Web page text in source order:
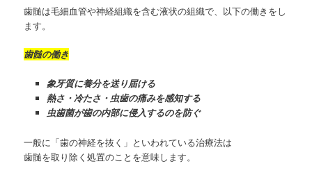
歯髄は毛細血管や神経組織を含む液状の組織で、以下の働きをし
ます。
歯髄の働き
象牙質に養分を送り届ける
熱さ・冷たさ・虫歯の痛みを感知する
虫歯菌が歯の内部に侵入するのを防ぐ
一般に「歯の神経を抜く」といわれている治療法は
歯髄を取り除く処置のことを意味します。